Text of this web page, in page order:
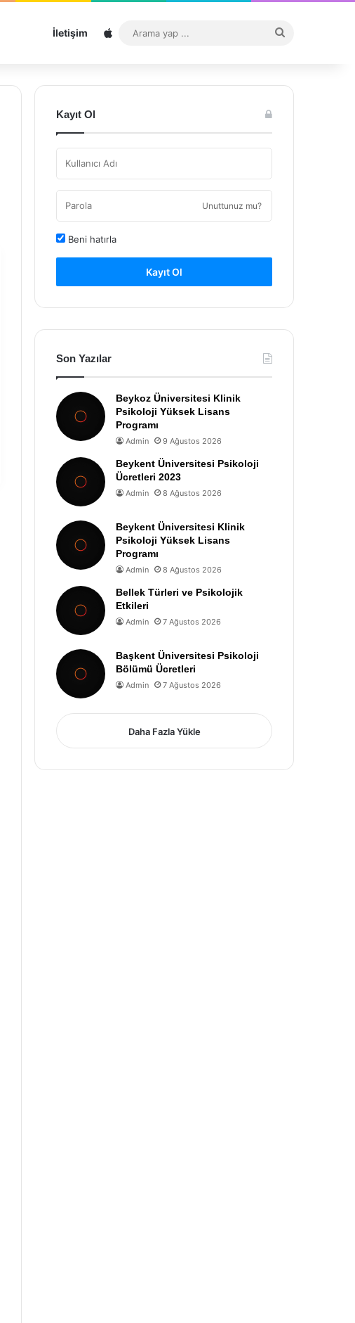
İletişim Sitemap
...
Kayıt Ol
Unuttunuz mu?
Beni hatırla
Kayıt Ol
Son Yazılar
Beykoz Üniversitesi Klinik
Psikoloji Yüksek Lisans
Programı
Admin 9 Ağustos 2026
Beykent Üniversitesi Psikoloji
Ücretleri 2023
Admin 8 Ağustos 2026
Beykent Üniversitesi Klinik
Psikoloji Yüksek Lisans
Programı
Admin 8 Ağustos 2026
Bellek Türleri ve Psikolojik
Etkileri
Admin 7 Ağustos 2026
Başkent Üniversitesi Psikoloji
Bölümü Ücretleri
Admin 7 Ağustos 2026
Daha Fazla Yükle